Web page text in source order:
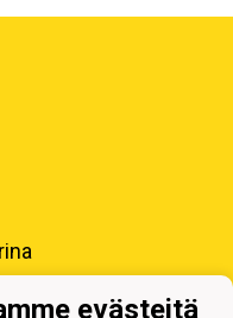
evästeitä